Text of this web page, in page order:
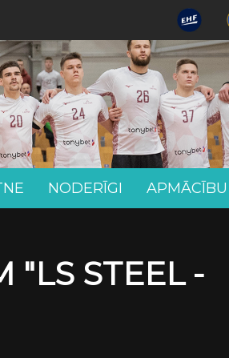
NODERĪGI
"LS STEEL -